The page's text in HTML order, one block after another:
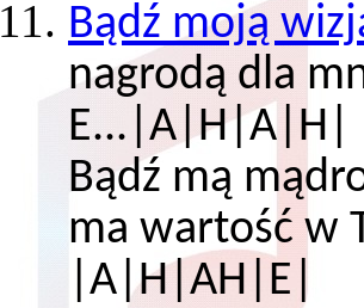
Bądź moją
nagrodą
E...|A|H|A|H|
Bądź mą
ma wartość
|A|H|AH|E|